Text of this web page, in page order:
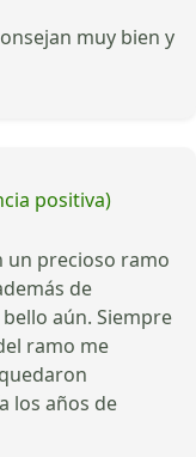
muy bien y
positiva)
un precioso ramo
de
aún. Siempre
ramo me
los años de